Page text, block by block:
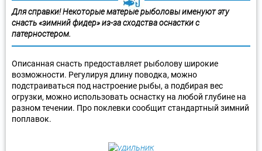
Для справки! Некоторые матерые рыболовы именуют эту
снасть «зимний фидер» из-за сходства оснастки с
патерностером.
Описанная снасть предоставляет рыболову широкие
возможности. Регулируя длину поводка, можно
подстраиваться под настроение рыбы, а подбирая вес
огрузки, можно использовать оснастку на любой глубине на
разном течении. Про поклевки сообщит стандартный зимний
поплавок.